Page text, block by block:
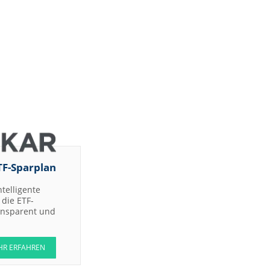
Sparplan
ETF-
und
ERFAHREN